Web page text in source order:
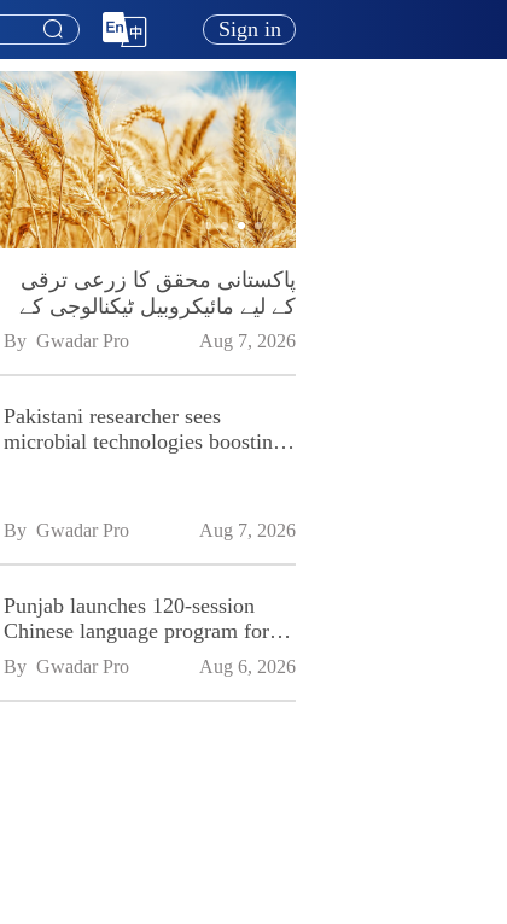
Sign in
پاکستانی محقق کا زرعی ترقی
کے لیے مائیکروبیل ٹیکنالوجی کے
فروغ پر زور
By Gwadar Pro Aug 7, 2026
Pakistani researcher sees
microbial technologies boosting
By Gwadar Pro Aug 7, 2026
Punjab launches 120-session
Chinese language program for
SPU
By Gwadar Pro Aug 6, 2026